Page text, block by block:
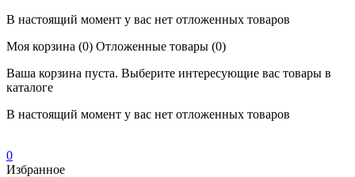
В настоящий момент у вас нет отложенных товаров
Моя корзина (0) Отложенные товары (0)
Ваша корзина пуста. Выберите интересующие вас товары в
каталоге
В настоящий момент у вас нет отложенных товаров
0
Избранное